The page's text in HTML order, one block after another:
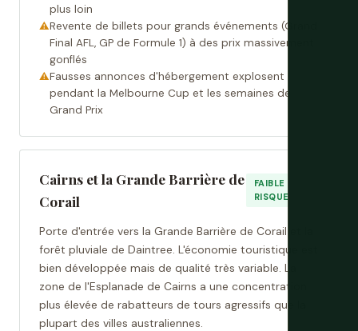
plus loin
Revente de billets pour grands événements (Grand
Final AFL, GP de Formule 1) à des prix massivement
gonflés
Fausses annonces d'hébergement explosent
pendant la Melbourne Cup et les semaines de
Grand Prix
Cairns et la Grande Barrière de
Corail
FAIBLE
RISQUE
Porte d'entrée vers la Grande Barrière de Corail et la
forêt pluviale de Daintree. L'économie touristique est
bien développée mais de qualité très variable. La
zone de l'Esplanade de Cairns a une concentration
plus élevée de rabatteurs de tours agressifs que la
plupart des villes australiennes.